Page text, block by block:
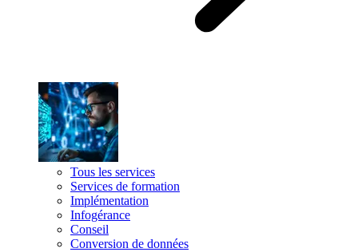
Tous les services
Services de formation
Implémentation
Infogérance
Conseil
Conversion de données